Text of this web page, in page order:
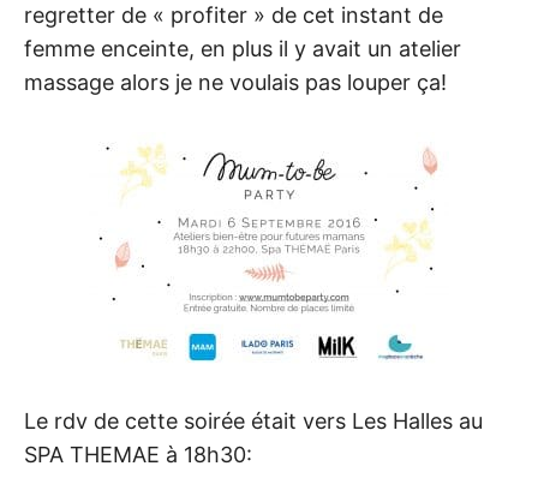
regretter de « profiter » de cet instant de
femme enceinte, en plus il y avait un atelier
massage alors je ne voulais pas louper ça!
Le rdv de cette soirée était vers Les Halles au
SPA THEMAE à 18h30: